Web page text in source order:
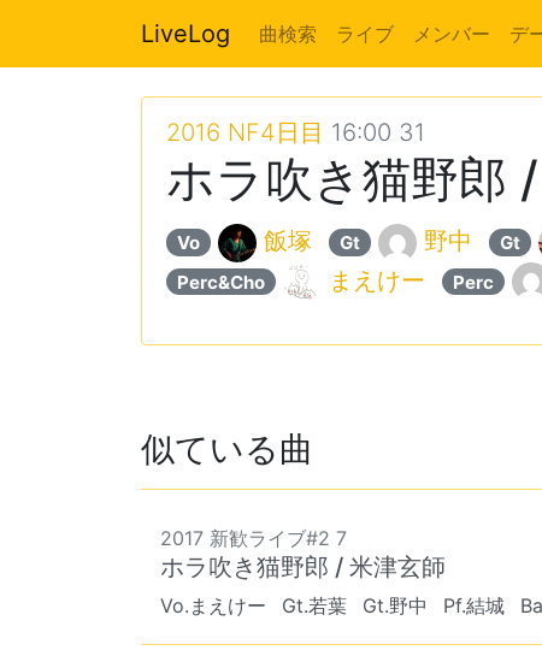
LiveLog 曲検索 ライブ メンバー デ
2016 NF4日目 16:00 31
ホラ吹き猫野郎
Vo 飯塚 Gt 野中 Gt
Perc&Cho まえけー Perc
似ている曲
2017 新歓ライブ#2 7
ホラ吹き猫野郎 / 米津玄師
Vo.まえけー Gt.若葉 Gt.野中 Pf.結城